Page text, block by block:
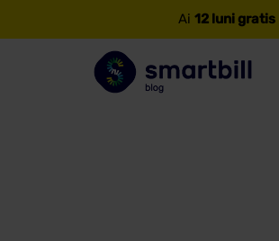
Ai 12 luni gratis